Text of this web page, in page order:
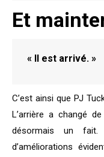
Et
« Il est arrivé. »
C’est ainsi que PJ
L’arrière a changé
désormais un
d’améliorations